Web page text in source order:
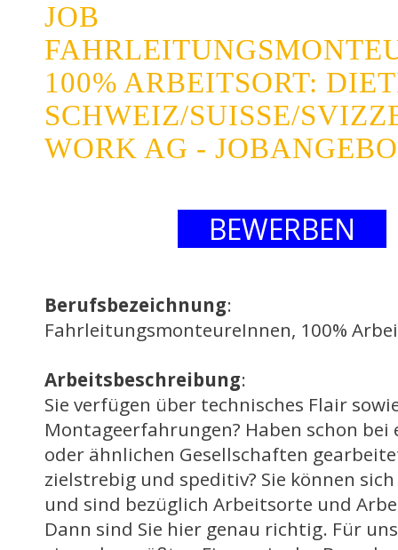
JOB
100% ARBEITSORT:
SCHWEIZ/SUISSE/
WORK AG -
BEWERBEN
Berufsbezeichnung:
FahrleitungsmonteureInnen, 100%
Arbeitsbeschreibung:
Sie verfügen über technisches Flair
Montageerfahrungen? Haben schon
oder ähnlichen Gesellschaften
zielstrebig und speditiv? Sie können
und sind bezüglich Arbeitsorte und
Dann sind Sie hier genau richtig. Für